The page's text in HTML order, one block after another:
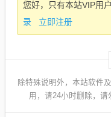
您好，只有本站VIP用
录
立即注册
除特殊说明外，本站软件
用，请24小时删除，请